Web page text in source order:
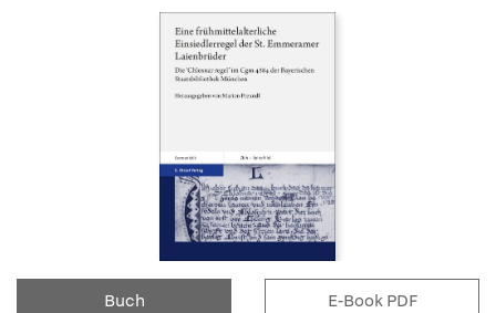
Buch E-Book PDF